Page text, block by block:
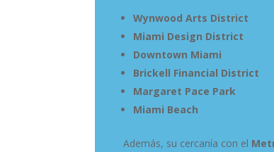
Wynwood Arts District
Miami Design District
Downtown Miami
Brickell Financial District
Margaret Pace Park
Miami Beach
Además, su cercanía con el